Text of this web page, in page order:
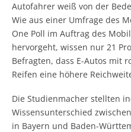
Autofahrer weiß von der
Wie aus einer Umfrage des
One Poll im Auftrag des
hervorgeht, wissen nur 21
Befragten, dass E-Autos mit
Reifen eine höhere
Die Studienmacher stellten
Wissensunterschied
in Bayern und Baden-